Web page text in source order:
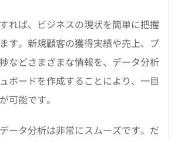
れば、ビジネスの現状を簡単に把握
す。新規顧客の獲得実績や売上、プ
などさまざまな情報を、データ分析
ボードを作成することにより、一目
可能です。
ータ分析は非常にスムーズです。だ